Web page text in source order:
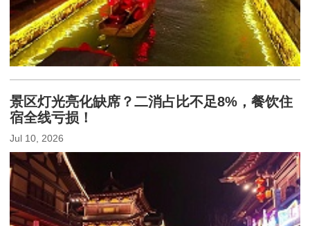
景区灯光亮化缺席？二消占比不足8%，餐饮住
宿全线亏损！
Jul 10, 2026